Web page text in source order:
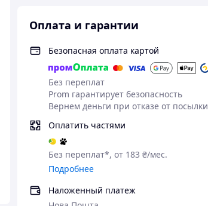
Оплата и гарантии
Безопасная оплата картой
Без переплат
Prom гарантирует безопасность
Вернем деньги при отказе от посылки
Оплатить частями
Без переплат*, от 183 ₴/мес.
Подробнее
Наложенный платеж